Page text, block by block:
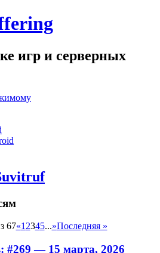
игр и серверных
67«1 2345...»Последняя »
#269 — 15 марта, 2026